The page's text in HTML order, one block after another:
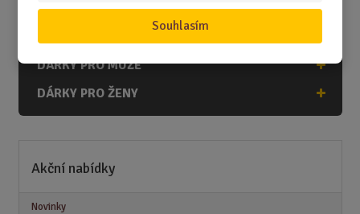
Souhlasím
DÁRKY PODLE ZAMĚSTNÁNÍ
DÁRKY PRO DĚTI A MLÁDEŽ
DÁRKY PRO MUŽE
DÁRKY PRO ŽENY
Akční nabídky
Novinky